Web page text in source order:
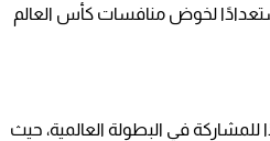
لخوض منافسات كأس العالم
لاعبًا بعد فترة غياب، استعدادًا للمشاركة في البطولة العالمية، حيث